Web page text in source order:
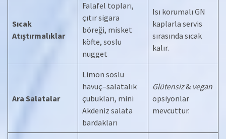
Sıcak
Atıştırmalıklar
Falafel topları,
çıtır sigara
böreği, misket
köfte, soslu
nugget
Isı korumalı GN
kaplarla servis
sırasında sıcak
kalır.
Ara Salatalar
Limon soslu
havuç–salatalık
çubukları, mini
Akdeniz salata
bardakları
Glütensiz& vegan
opsiyonlar
mevcuttur.